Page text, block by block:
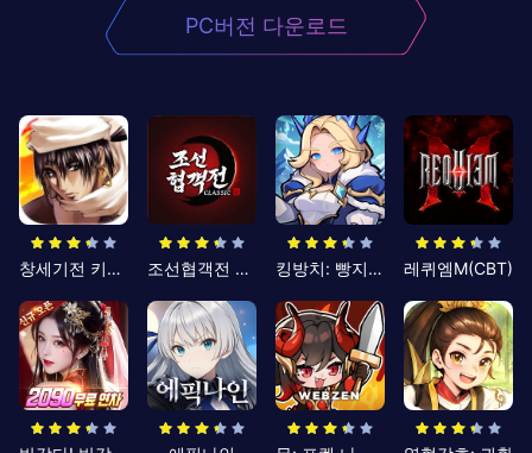
PC버전 다운로드
창세기전 키우기 조선협객전 클래식 킹방치: 빵지의 제왕 레퀴엠M(CBT)